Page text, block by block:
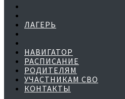
ЛАГЕРЬ
НАВИГАТОР
РАСПИСАНИЕ
РОДИТЕЛЯМ
УЧАСТНИКАМ СВО
КОНТАКТЫ